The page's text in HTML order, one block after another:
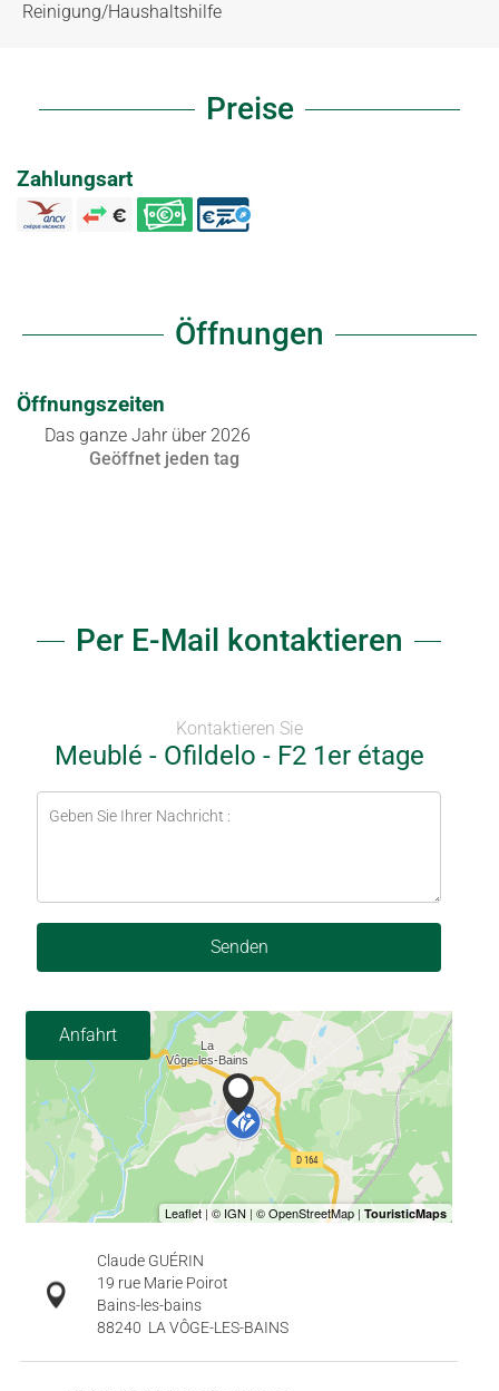
Reinigung/Haushaltshilfe
Preise
Zahlungsart
Öffnungen
Öffnungszeiten
Das ganze Jahr über 2026
Geöffnet jeden tag
Per E-Mail kontaktieren
Kontaktieren Sie
Meublé - Ofildelo - F2 1er étage
Senden
Anfahrt
Claude GUÉRIN
19 rue Marie Poirot
Bains-les-bains
88240 LA VÔGE-LES-BAINS